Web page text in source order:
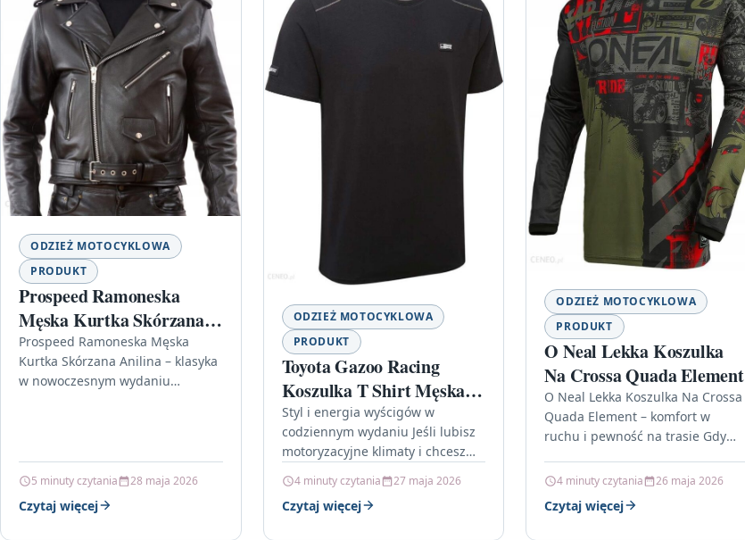
ODZIEŻ MOTOCYKLOWA
PRODUKT
Prospeed Ramoneska
Męska Kurtka Skórzana
Anilina
Prospeed Ramoneska Męska
Kurtka Skórzana Anilina – klasyka
w nowoczesnym wydaniu
lubią wyrazisty…
5 minuty czytania 28 maja 2026
Czytaj więcej
ODZIEŻ MOTOCYKLOWA
PRODUKT
Toyota Gazoo Racing
Koszulka T Shirt Męska
Classic Czarna 2019
14449103
Styl i energia wyścigów w
codziennym wydaniu Jeśli lubisz
motoryzacyjne klimaty i chcesz
koszulka jest dokładnie w tym…
4 minuty czytania 27 maja 2026
Czytaj więcej
ODZIEŻ MOTOCYKLOWA
PRODUKT
O Neal Lekka Koszulka
Na Crossa Quada Element
O Neal Lekka Koszulka Na Crossa
Quada Element – komfort w
ruchu i pewność na trasie Gdy
a…4 minuty czytania 26 maja 2026
Czytaj więcej